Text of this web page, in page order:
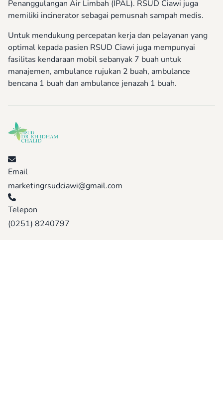
Penanggulangan Air Limbah (IPAL). RSUD Ciawi juga
memiliki incinerator sebagai pemusnah sampah medis.
Untuk mendukung percepatan kerja dan pelayanan yang
optimal kepada pasien RSUD Ciawi juga mempunyai
fasilitas kendaraan mobil sebanyak 7 buah untuk
manajemen, ambulance rujukan 2 buah, ambulance
bencana 1 buah dan ambulance jenazah 1 buah.
Email
marketingrsudciawi@gmail.com
Telepon
(0251) 8240797